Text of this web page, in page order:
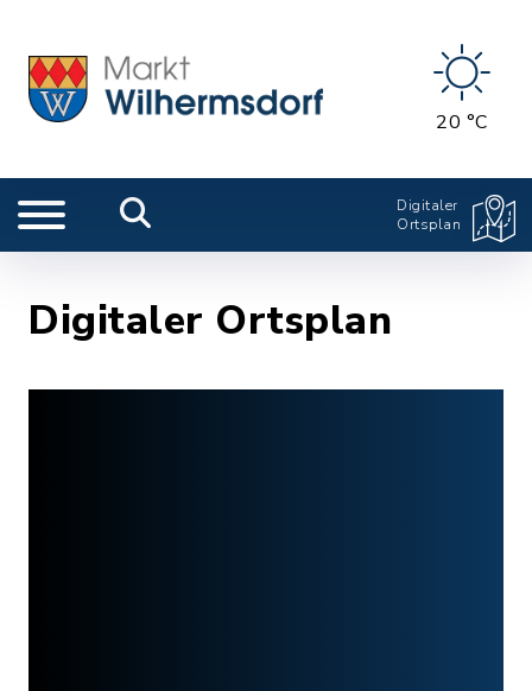
20 °C
Digitaler
Ortsplan
Digitaler Ortsplan